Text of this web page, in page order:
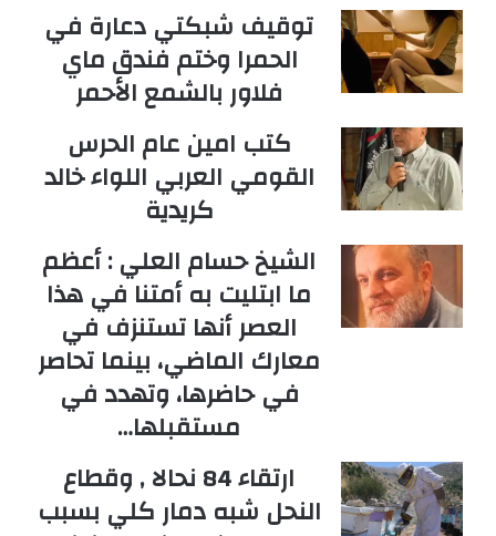
توقيف شبكتي دعارة في
الحمرا وختم فندق ماي
فلاور بالشمع الأحمر
كتب امين عام الحرس
القومي العربي اللواء خالد
كريدية
الشيخ حسام العلي : أعظم
ما ابتليت به أمتنا في هذا
العصر أنها تستنزف في
معارك الماضي، بينما تحاصر
في حاضرها، وتهدد في
مستقبلها…
ارتقاء 84 نحالا , وقطاع
النحل شبه دمار كلي بسبب